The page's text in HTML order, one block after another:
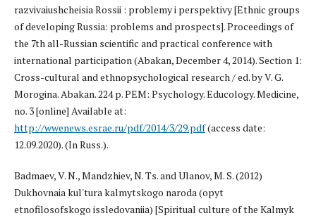
razvivaiushcheisia Rossii : problemy i perspektivy [Ethnic groups
of developing Russia: problems and prospects]. Proceedings of
the 7th all-Russian scientific and practical conference with
international participation (Abakan, December 4, 2014). Section 1:
Cross-cultural and ethnopsychological research / ed. by V. G.
Morogina. Abakan. 224 p. PEM: Psychology. Educology. Medicine,
no. 3 [online] Available at:
http://wwenews.esrae.ru/pdf/2014/3/29.pdf(access date:
12.09.2020). (In Russ.).
Badmaev, V. N., Mandzhiev, N. Ts. and Ulanov, M. S. (2012)
Dukhovnaia kul'tura kalmytskogo naroda (opyt
etnofilosofskogo issledovaniia) [Spiritual culture of the Kalmyk